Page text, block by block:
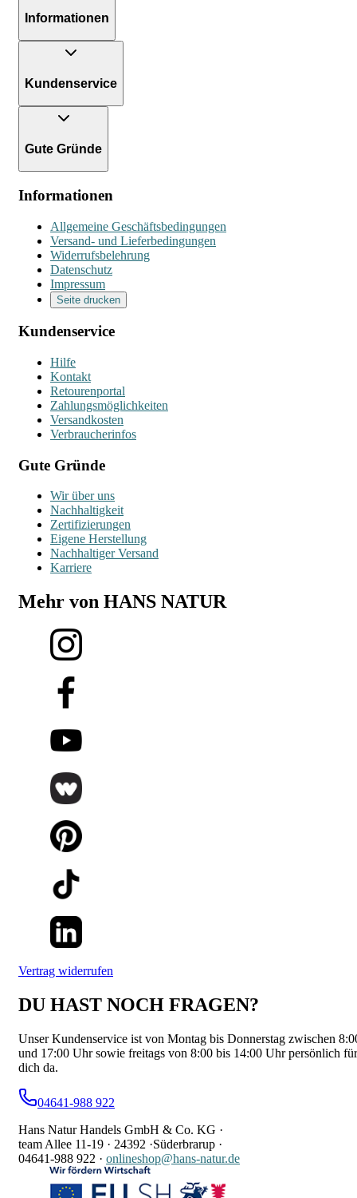
Informationen
Kundenservice
Gute Gründe
Informationen
Allgemeine Geschäftsbedingungen
Versand- und Lieferbedingungen
Widerrufsbelehrung
Datenschutz
Impressum
Seite drucken
Kundenservice
Hilfe
Kontakt
Retourenportal
Zahlungsmöglichkeiten
Versandkosten
Verbraucherinfos
Gute Gründe
Wir über uns
Nachhaltigkeit
Zertifizierungen
Eigene Herstellung
Nachhaltiger Versand
Karriere
Mehr von HANS NATUR
Vertrag widerrufen
DU HAST NOCH FRAGEN?
Unser Kundenservice ist von Montag bis Donnerstag zwischen
und 17:00 Uhr sowie freitags von 8:00 bis 14:00 Uhr persönlich für
dich da.
04641-988 922
Hans Natur Handels GmbH & Co. KG ·
team Allee 11-19 · 24392 ·Süderbrarup ·
04641-988 922 · onlineshop@hans-natur.de